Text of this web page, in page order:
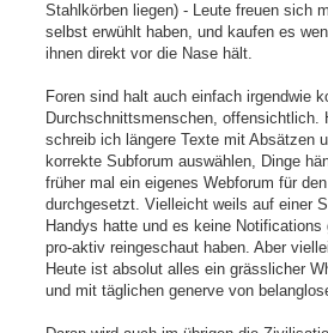
Stahlkörben liegen) - Leute freuen sich
selbst erwühlt haben, und kaufen es
ihnen direkt vor die Nase hält.
Foren sind halt auch einfach irgendwie
Durchschnittsmenschen, offensichtlich.
schreib ich längere Texte mit Absätzen
korrekte Subforum auswählen, Dinge
früher mal ein eigenes Webforum für
durchgesetzt. Vielleicht weils auf einer
Handys hatte und es keine
pro-aktiv reingeschaut haben. Aber
Heute ist absolut alles ein grässlicher
und mit täglichen generve von